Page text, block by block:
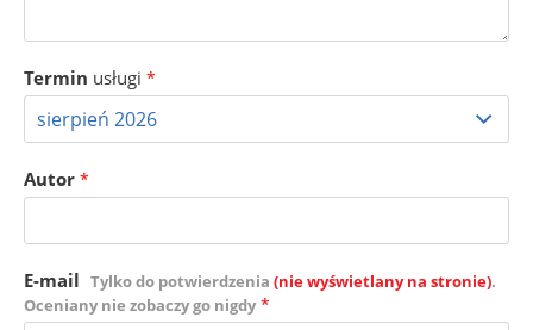
Termin usługi *
Autor *
E-mail Tylko do potwierdzenia (nie wyświetlany na stronie).
Oceniany nie zobaczy go nigdy *